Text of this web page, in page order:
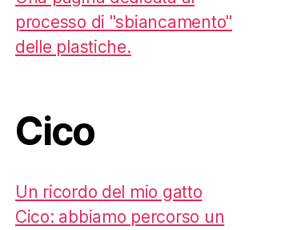
processo di "sbiancamento"
delle plastiche.
Cico
Un ricordo del mio gatto
Cico: abbiamo percorso un